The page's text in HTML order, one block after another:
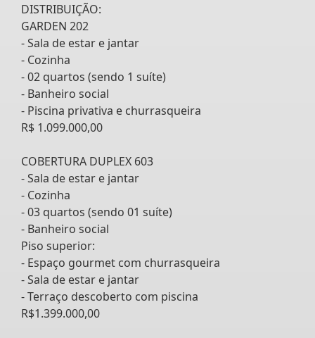
DISTRIBUIÇÃO:
GARDEN 202
- Sala de estar e jantar
- Cozinha
- 02 quartos (sendo 1 suíte)
- Banheiro social
- Piscina privativa e churrasqueira
R$ 1.099.000,00
COBERTURA DUPLEX 603
- Sala de estar e jantar
- Cozinha
- 03 quartos (sendo 01 suíte)
- Banheiro social
Piso superior:
- Espaço gourmet com churrasqueira
- Sala de estar e jantar
- Terraço descoberto com piscina
R$1.399.000,00